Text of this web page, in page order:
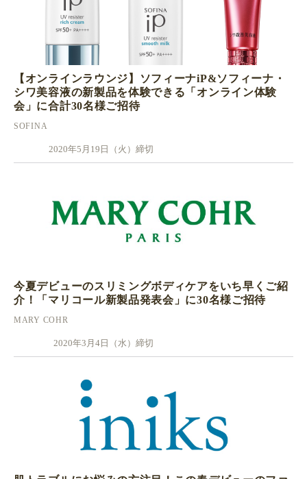
【オンラインラウンジ】ソフィーナiP&ソフィーナ・
シワ美容液の新製品を体験できる「オンライン体験
会」に合計30名様ご招待
SOFINA
2020年5月19日（火）締切
今夏デビューのスリミングボディケアをいち早くご紹
介！「マリコール新製品発表会」に30名様ご招待
MARY COHR
2020年3月4日（水）締切